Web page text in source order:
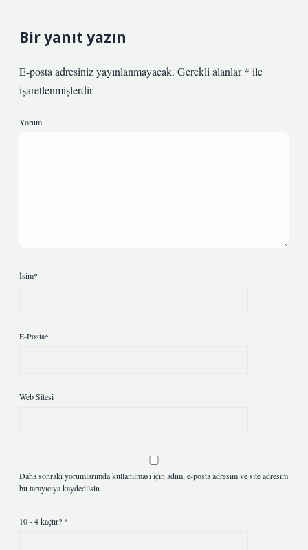
Bir yanıt yazın
E-posta adresiniz yayınlanmayacak. Gerekli alanlar* ile
işaretlenmişlerdir
Yorum
İsim*
E-Posta*
Web Sitesi
Daha sonraki yorumlarımda kullanılması için adım, e-posta adresim ve site adresim
bu tarayıcıya kaydedilsin.
10 - 4 kaçtır? *